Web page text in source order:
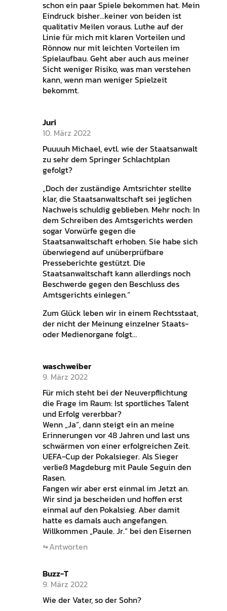
schon ein paar Spiele bekommen hat. Mein
Eindruck bisher…keiner von beiden ist
qualitativ Meilen voraus. Luthe auf der
Linie für mich mit klaren Vorteilen und
Rönnow nur mit leichten Vorteilen im
Spielaufbau. Geht aber auch aus meiner
Sicht weniger Risiko, was man verstehen
kann, wenn man weniger Spielzeit
bekommt.
Juri
10. März 2022
Puuuuh Michael, evtl. wie der Staatsanwalt
zu sehr dem Springer Schlachtplan
gefolgt?
„Doch der zuständige Amtsrichter stellte
klar, die Staatsanwaltschaft sei jeglichen
Nachweis schuldig geblieben. Mehr noch: In
dem Schreiben des Amtsgerichts werden
sogar Vorwürfe gegen die
Staatsanwaltschaft erhoben. Sie habe sich
überwiegend auf unüberprüfbare
Presseberichte gestützt. Die
Staatsanwaltschaft kann allerdings noch
Beschwerde gegen den Beschluss des
Amtsgerichts einlegen.“
Zum Glück leben wir in einem Rechtsstaat,
der nicht der Meinung einzelner Staats-
oder Medienorgane folgt…
waschweiber
9. März 2022
Für mich steht bei der Neuverpflichtung
die Frage im Raum: Ist sportliches Talent
und Erfolg vererbbar?
Wenn „Ja“, dann steigt ein an meine
Erinnerungen vor 48 Jahren und last uns
schwärmen von einer erfolgreichen Zeit.
UEFA-Cup der Pokalsieger. Als Sieger
verließ Magdeburg mit Paule Seguin den
Rasen.
Fangen wir aber erst einmal im Jetzt an.
Wir sind ja bescheiden und hoffen erst
einmal auf den Pokalsieg. Aber damit
hatte es damals auch angefangen.
Willkommen „Paule. Jr.“ bei den Eisernen
Antworten
Buzz-T
9. März 2022
Wie der Vater, so der Sohn?